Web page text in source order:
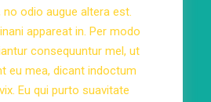
odio augue altera est.
appareat in. Per modo
consequuntur mel, ut
eu mea, dicant indoctum
Eu qui purto suavitate